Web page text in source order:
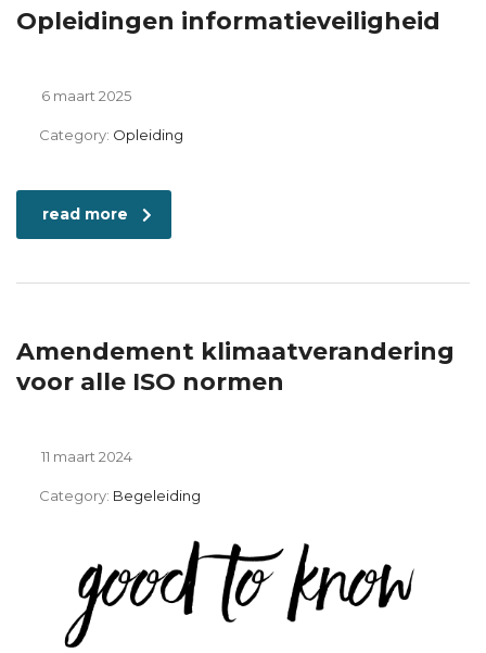
Opleidingen informatieveiligheid
6 maart 2025
Category: Opleiding
read more
Amendement klimaatverandering
voor alle ISO normen
11 maart 2024
Category: Begeleiding